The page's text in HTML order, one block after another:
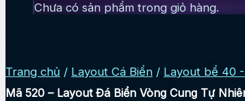
Chưa có sản phẩm trong giỏ hàng.
Trang chủ / Layout Cá Biển / Layout bể 40
Mã 520 – Layout Đá Biển Vòng Cung Tự